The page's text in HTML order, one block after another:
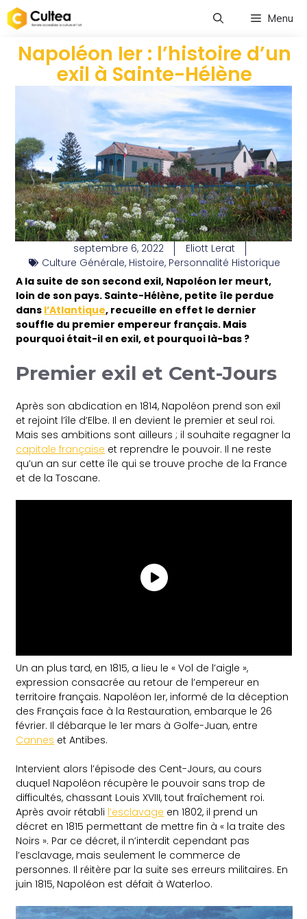
Menu
Napoléon Ier : l’histoire d’un
exil à Sainte-Hélène
septembre 6, 2022
Eliott Lerat
Culture Générale, Histoire, Personnalité Historique
A la suite de son second exil, Napoléon Ier meurt,
loin de son pays. Sainte-Hélène, petite île perdue
dans l’Atlantique, recueille en effet le dernier
souffle du premier empereur français. Mais
pourquoi était-il en exil, et pourquoi là-bas ?
Premier exil et Cent-Jours
Après son abdication en 1814, Napoléon prend son exil
et rejoint l’île d’Elbe. Il en devient le premier et seul roi.
Mais ses ambitions sont ailleurs ; il souhaite regagner la
capitale française et reprendre le pouvoir. Il ne reste
qu’un an sur cette île qui se trouve proche de la France
et de la Toscane.
Un an plus tard, en 1815, a lieu le « Vol de l’aigle »,
expression consacrée au retour de l’empereur en
territoire français. Napoléon Ier, informé de la déception
des Français face à la Restauration, embarque le 26
février. Il débarque le 1er mars à Golfe-Juan, entre
Cannes et Antibes.
Intervient alors l’épisode des Cent-Jours, au cours
duquel Napoléon récupère le pouvoir sans trop de
difficultés, chassant Louis XVIII, tout fraîchement roi.
Après avoir rétabli l’esclavage en 1802, il prend un
décret en 1815 permettant de mettre fin à « la traite des
Noirs ». Par ce décret, il n’interdit cependant pas
l’esclavage, mais seulement le commerce de
personnes. Il réitère par la suite ses erreurs militaires. En
juin 1815, Napoléon est défait à Waterloo.